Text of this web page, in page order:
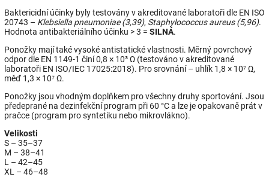
Baktericidní účinky byly testovány v akreditované laboratoři dle EN ISO
20743 – Klebsiella pneumoniae (3,39), Staphylococcus aureus (5,96).
Hodnota antibakteriálního účinku > 3 = SILNÁ.
Ponožky mají také vysoké antistatické vlastnosti. Měrný povrchový
odpor dle EN 1149-1 činí 0,8 × 10³ Ω (testováno v akreditované
laboratoři EN ISO/IEC 17025:2018). Pro srovnání – uhlík 1,8 × 10⁷ Ω,
měď 1,3 × 10⁷ Ω.
Ponožky jsou vhodným doplňkem pro všechny druhy sportování. Jsou
předeprané na dezinfekční program při 60 °C a lze je opakovaně prát v
pračce (program pro syntetiku nebo mikrovlákno).
Velikosti
S – 35–37
M – 38–41
L – 42–45
XL – 46–48